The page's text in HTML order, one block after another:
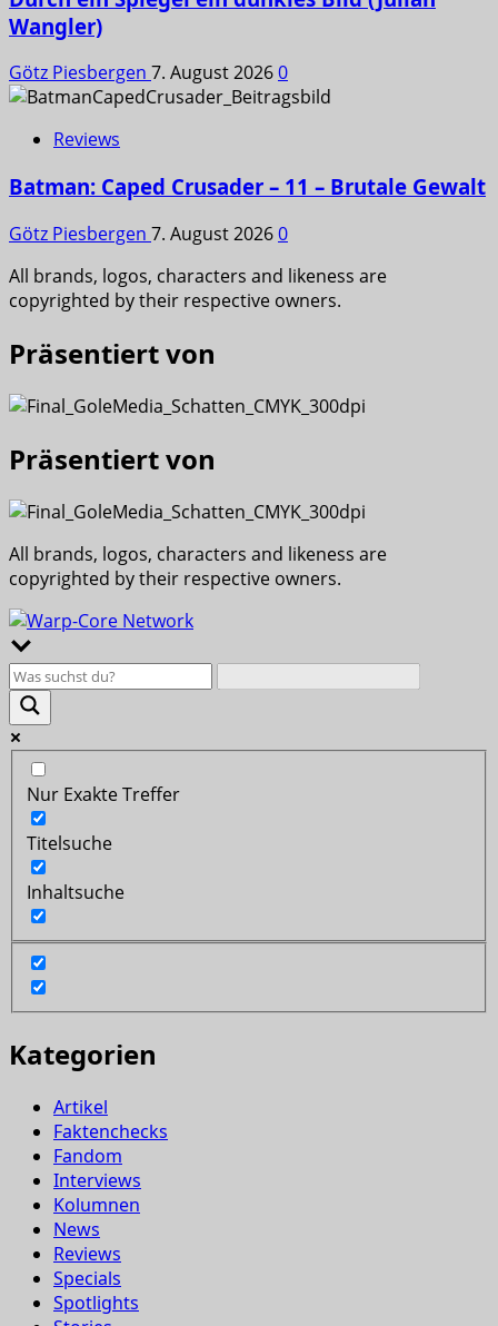
Wangler)
Götz Piesbergen 7. August 20260
Reviews
Batman: Caped Crusader – 11 – Brutale Gewalt
Götz Piesbergen 7. August 20260
All brands, logos, characters and likeness are
copyrighted by their respective owners.
Präsentiert von
Präsentiert von
All brands, logos, characters and likeness are
copyrighted by their respective owners.
Nur Exakte Treffer
Titelsuche
Inhaltsuche
Kategorien
Artikel
Faktenchecks
Fandom
Interviews
Kolumnen
News
Reviews
Specials
Spotlights